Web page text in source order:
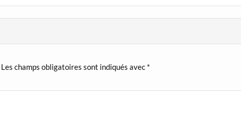
Les champs obligatoires sont indiqués avec *